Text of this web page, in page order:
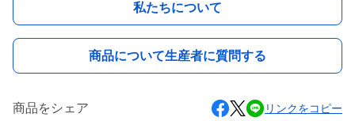
私たちについて
商品について生産者に質問する
商品をシェア リンクをコピー